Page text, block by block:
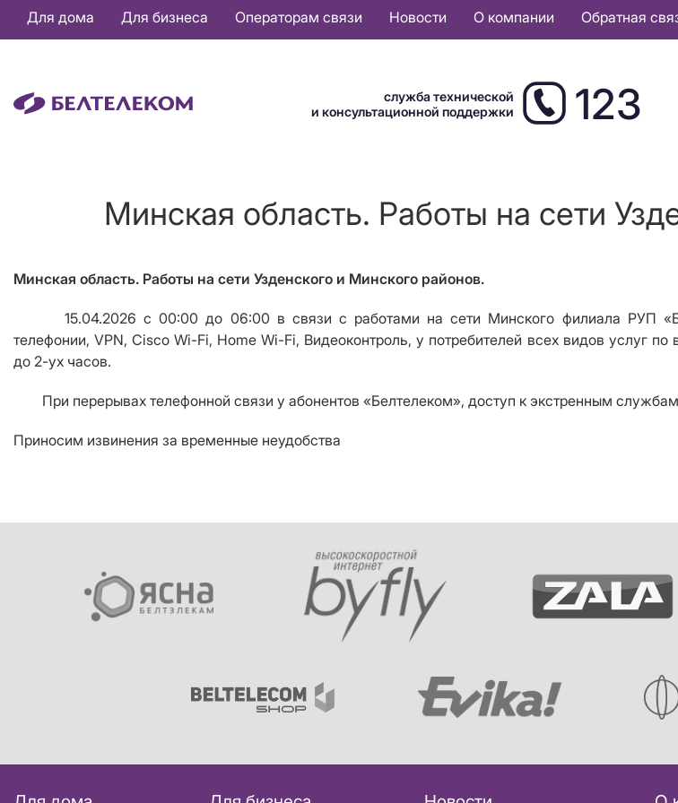
Основная
навигация
Для дома Для бизнеса Операторам связи Новости О компании Обратная
служба технической
и консультационной поддержки
123
Минская область. Работы на сети
Минская область. Работы на сети Узденского и Минского районов.
15.04.2026 с 00:00 до 06:00 в связи с работами на сети Минского филиала РУП
телефонии,VPN,Cisco Wi-Fi, Home Wi-Fi, Видеоконтроль, у потребителей всех видов услуг
до 2-ух часов.
При перерывах телефонной связи у абонентов «Белтелеком», доступ к экстренным службам
Приносим извинения за временные неудобства